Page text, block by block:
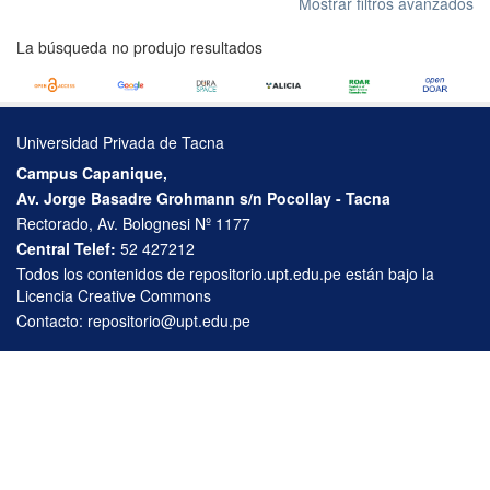
La búsqueda no produjo resultados
Universidad Privada de Tacna
Campus Capanique,
Av. Jorge Basadre Grohmann s/n Pocollay - Tacna
Rectorado, Av. Bolognesi Nº 1177
Central Telef: 52 427212
Todos los contenidos de repositorio.upt.edu.pe están bajo la
Licencia Creative Commons
Contacto: repositorio@upt.edu.pe